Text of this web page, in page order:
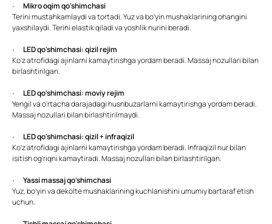
· Mikro oqim qo'shimchasi
Terini mustahkamlaydi va tortadi. Yuz va bo'yin mushaklarining ohangini
yaxshilaydi. Terini elastik qiladi va yoshlik nurini beradi.
· LED qo'shimchasi: qizil rejim
Ko'z atrofidagi ajinlarni kamaytirishga yordam beradi. Massaj nozullari bilan
birlashtirilgan.
· LED qo'shimchasi: moviy rejim
Yengil va o'rtacha darajadagi husnbuzarlarni kamaytirishga yordam beradi.
Massaj nozullari bilan birlashtirilmaydi.
· LED qo'shimchasi: qizil + infraqizil
Ko'z atrofidagi ajinlarni kamaytirishga yordam beradi. Infraqizil nur bilan
isitish og'riqni kamaytiradi. Massaj nozullari bilan birlashtirilgan.
· Yassi massaj qo'shimchasi
Yuz, bo'yin va dekolte mushaklarining kuchlanishini umumiy bartaraf etish
uchun.